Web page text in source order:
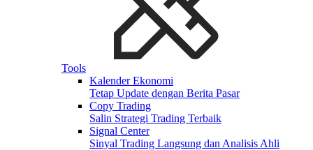
Tools
Kalender Ekonomi
Tetap Update dengan Berita Pasar
Copy Trading
Salin Strategi Trading Terbaik
Signal Center
Sinyal Trading Langsung dan Analisis Ahli